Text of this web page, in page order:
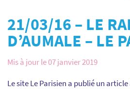
21/03/16 – LE
D’AUMALE – LE
Mis à jour le 07 janvier 2019
Le site Le Parisien a publié un